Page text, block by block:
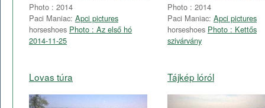
Photo : 2014
Paci Maniac: Apci pictures
horseshoes Photo : Az első hó
2014-11-25
Photo : 2014
Paci Maniac: Apci pictures
horseshoes Photo : Kettős
szivárvány
Lovas túra Tájkép lóról